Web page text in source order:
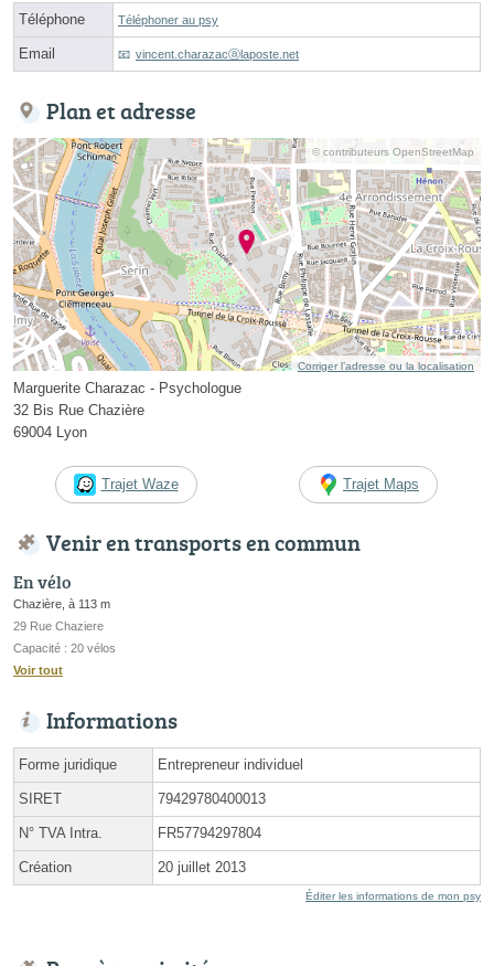
Téléphone Téléphoner au psy
Email vincent.charazacⓐlaposte.net
Plan et adresse
© contributeurs OpenStreetMap
Corriger l’adresse ou la localisation
Marguerite Charazac - Psychologue
32 Bis Rue Chazière
69004 Lyon
Trajet Waze Trajet Maps
Venir en transports en commun
En vélo
Chazière, à 113 m
29 Rue Chaziere
Capacité : 20 vélos
Voir tout
Informations
Forme juridique Entrepreneur individuel
SIRET 79429780400013
N° TVA Intra. FR57794297804
Création 20 juillet 2013
Éditer les informations de mon psy